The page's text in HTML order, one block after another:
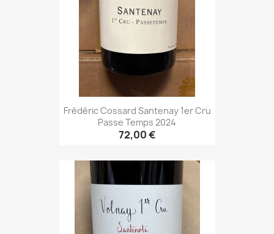
Frédéric Cossard Santenay 1er Cru
Passe Temps 2024
72,00 €